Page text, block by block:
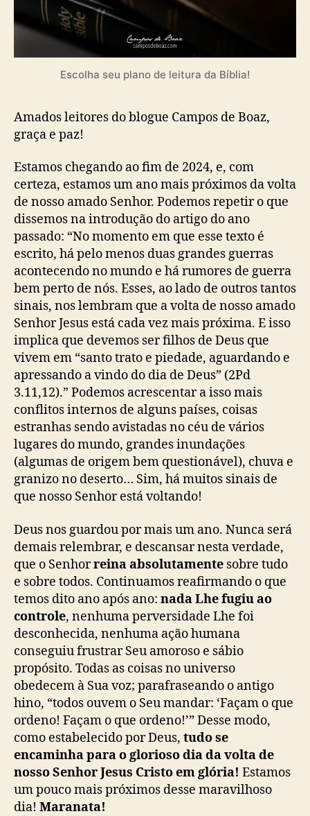
Escolha seu plano de leitura da Bíblia!
Amados leitores do blogue Campos de Boaz,
graça e paz!
Estamos chegando ao fim de 2024, e, com
certeza, estamos um ano mais próximos da volta
de nosso amado Senhor. Podemos repetir o que
dissemos na introdução do artigo do ano
passado: “No momento em que esse texto é
escrito, há pelo menos duas grandes guerras
acontecendo no mundo e há rumores de guerra
bem perto de nós. Esses, ao lado de outros tantos
sinais, nos lembram que a volta de nosso amado
Senhor Jesus está cada vez mais próxima. E isso
implica que devemos ser filhos de Deus que
vivem em “santo trato e piedade, aguardando e
apressando a vindo do dia de Deus” (2Pd
3.11,12).” Podemos acrescentar a isso mais
conflitos internos de alguns países, coisas
estranhas sendo avistadas no céu de vários
lugares do mundo, grandes inundações
(algumas de origem bem questionável), chuva e
granizo no deserto… Sim, há muitos sinais de
que nosso Senhor está voltando!
Deus nos guardou por mais um ano. Nunca será
demais relembrar, e descansar nesta verdade,
que o Senhorreina absolutamente sobre tudo
e sobre todos. Continuamos reafirmando o que
temos dito ano após ano: nada Lhe fugiu ao
controle, nenhuma perversidade Lhe foi
desconhecida, nenhuma ação humana
conseguiu frustrar Seu amoroso e sábio
propósito. Todas as coisas no universo
obedecem à Sua voz; parafraseando o antigo
hino, “todos ouvem o Seu mandar: ‘Façam o que
ordeno! Façam o que ordeno!’” Desse modo,
como estabelecido por Deus, tudo se
encaminha para o glorioso dia da volta de
nosso Senhor Jesus Cristo em glória! Estamos
um pouco mais próximos desse maravilhoso
dia! Maranata!